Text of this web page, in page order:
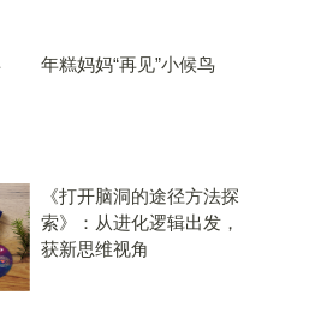
年糕妈妈“再见”小候鸟
《打开脑洞的途径方法探
索》：从进化逻辑出发，
获新思维视角